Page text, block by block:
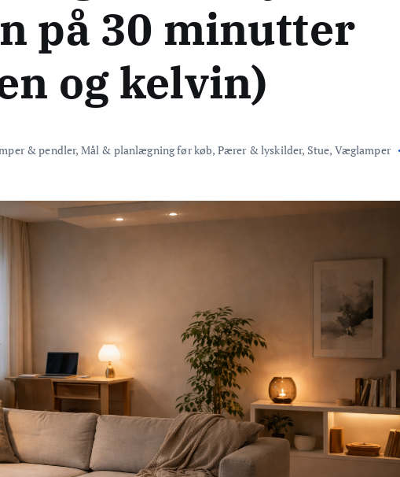
på 30 minutter
og kelvin)
& pendler, Mål & planlægning før køb, Pærer & lyskilder, Stue, Væglamper